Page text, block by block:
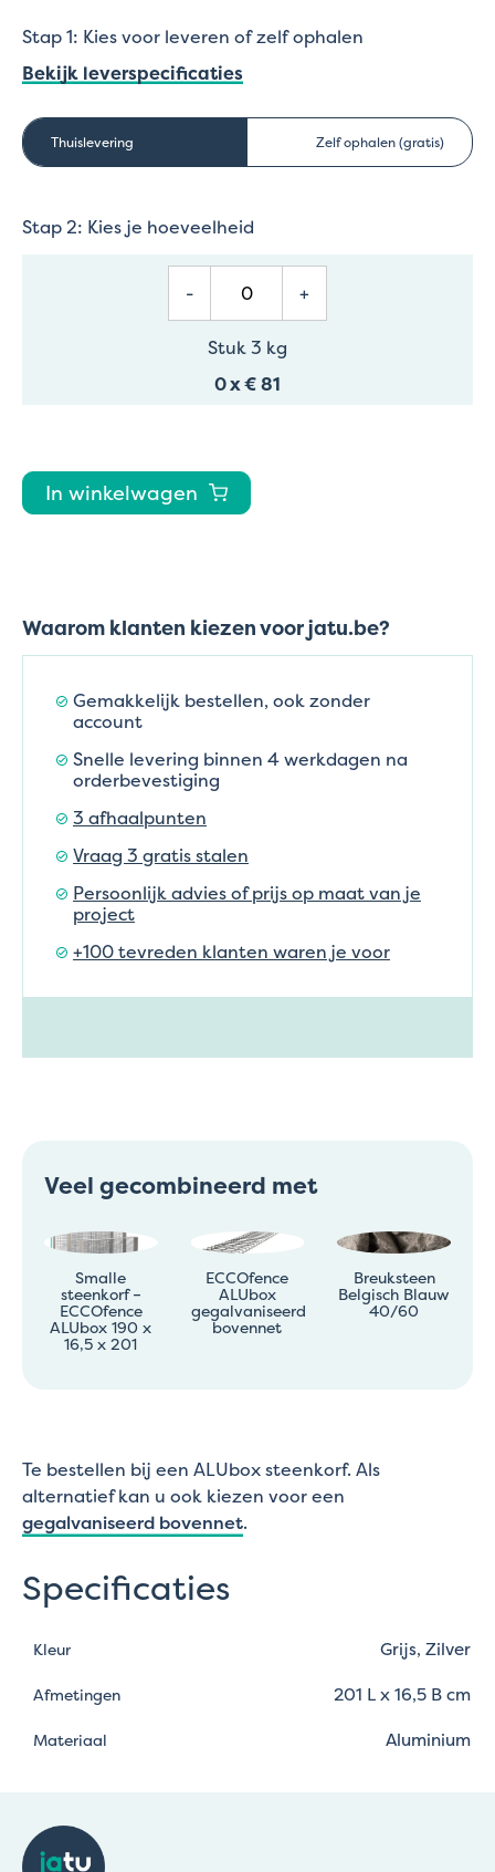
Stap 1: Kies voor leveren of zelf ophalen
Bekijk leverspecificaties
Thuislevering Zelf ophalen (gratis)
Stap 2: Kies je hoeveelheid
- +
Stuk 3 kg
0x€ 81
In winkelwagen
Waarom klanten kiezen voor jatu.be?
Gemakkelijk bestellen, ook zonder
account
Snelle levering binnen 4 werkdagen na
orderbevestiging
3 afhaalpunten
Vraag 3 gratis stalen
Persoonlijk advies of prijs op maat van je
project
+100 tevreden klanten waren je voor
Veel gecombineerd met
Smalle
steenkorf –
ECCOfence
ALUbox 190 x
16,5 x 201
ECCOfence
ALUbox
gegalvaniseerd
bovennet
Breuksteen
Belgisch Blauw
40/60
Te bestellen bij een ALUbox steenkorf. Als
alternatief kan u ook kiezen voor een
gegalvaniseerd bovennet.
Specificaties
Kleur Grijs, Zilver
Afmetingen 201 L x 16,5 B cm
Materiaal Aluminium